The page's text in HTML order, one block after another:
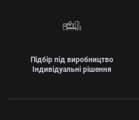
Підбір під виробництво
Індивідуальні рішення